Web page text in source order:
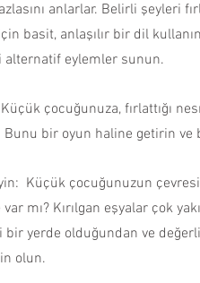
anlarlar. Belirli şeyleri
basit, anlaşılır bir dil
alternatif eylemler sunun.
Küçük çocuğunuza, fırlattığı
bir oyun haline getirin ve
Küçük çocuğunuzun
mı? Kırılgan eşyalar çok
bir yerde olduğundan ve
olun.